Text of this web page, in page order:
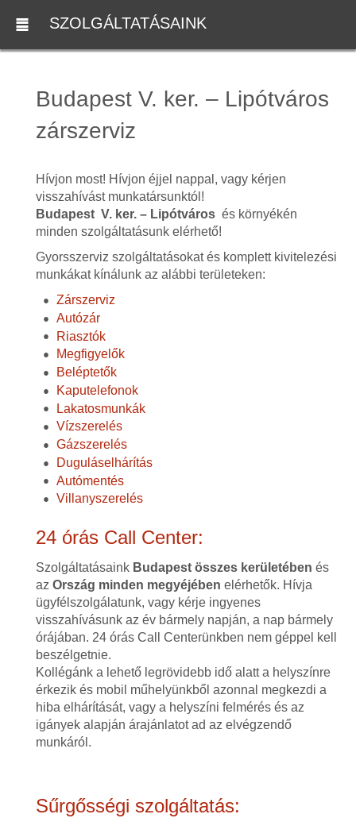
SZOLGÁLTATÁSAINK
Budapest V. ker. – Lipótváros
zárszerviz
Hívjon most! Hívjon éjjel nappal, vagy kérjen
visszahívást munkatársunktól!
Budapest V. ker. – Lipótvárosés környékén
minden szolgáltatásunk elérhető!
Gyorsszerviz szolgáltatásokat és komplett kivitelezési
munkákat kínálunk az alábbi területeken:
Zárszerviz
Autózár
Riasztók
Megfigyelők
Beléptetők
Kaputelefonok
Lakatosmunkák
Vízszerelés
Gázszerelés
Duguláselhárítás
Autómentés
Villanyszerelés
24 órás Call Center:
Szolgáltatásaink Budapest összes kerületében és
az Ország minden megyéjében elérhetők. Hívja
ügyfélszolgálatunk, vagy kérje ingyenes
visszahívásunk az év bármely napján, a nap bármely
órájában. 24 órás Call Centerünkben nem géppel kell
beszélgetnie.
Kollégánk a lehető legrövidebb idő alatt a helyszínre
érkezik és mobil műhelyünkből azonnal megkezdi a
hiba elhárítását, vagy a helyszíni felmérés és az
igányek alapján árajánlatot ad az elvégzendő
munkáról.
Sűrgősségi szolgáltatás: